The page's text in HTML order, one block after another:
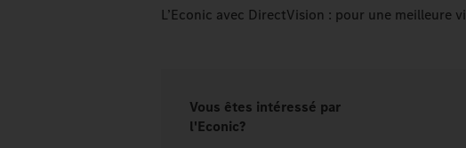
L’Econic avec DirectVision : pour une meilleure
Vous êtes intéressé par
l'Econic?